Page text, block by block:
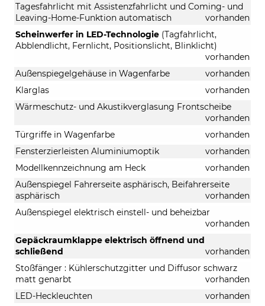
Tagesfahrlicht mit Assistenzfahrlicht und Coming- und
Leaving-Home-Funktion automatisch
vorhanden
Scheinwerfer in LED-Technologie (Tagfahrlicht,
Abblendlicht, Fernlicht, Positionslicht, Blinklicht)
vorhanden
Außenspiegelgehäuse in Wagenfarbe
vorhanden
Klarglas
vorhanden
Wärmeschutz- und Akustikverglasung Frontscheibe
vorhanden
Türgriffe in Wagenfarbe
vorhanden
Fensterzierleisten Aluminiumoptik
vorhanden
Modellkennzeichnung am Heck
vorhanden
Außenspiegel Fahrerseite asphärisch, Beifahrerseite
asphärisch
vorhanden
Außenspiegel elektrisch einstell- und beheizbar
vorhanden
Gepäckraumklappe elektrisch öffnend und
schließend
vorhanden
Stoßfänger : Kühlerschutzgitter und Diffusor schwarz
matt genarbt
vorhanden
LED-Heckleuchten
vorhanden